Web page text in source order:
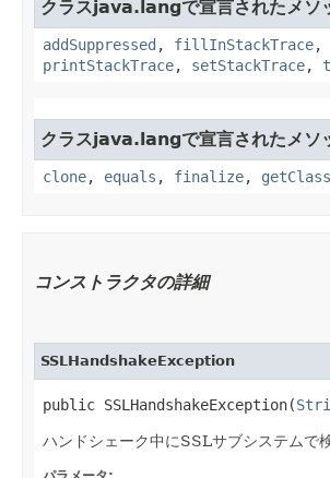
クラスjava.langで宣言されたメソ
addSuppressed , fillInStackTrace,
printStackTrace, setStackTrace,
クラスjava.langで宣言されたメソ
clone, equals , finalize, getClass
コンストラクタの詳細
SSLHandshakeException
public SSLHandshakeException​(
ハンドシェーク中にSSLサブシステムで